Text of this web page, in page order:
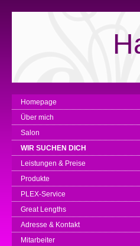
Homepage
Über mich
Salon
WIR SUCHEN DICH
Leistungen & Preise
Produkte
PLEX-Service
Great Lengths
Adresse & Kontakt
Mitarbeiter